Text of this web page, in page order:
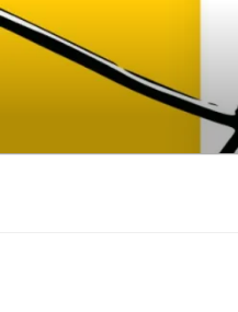
Zum
Inhalt
springen